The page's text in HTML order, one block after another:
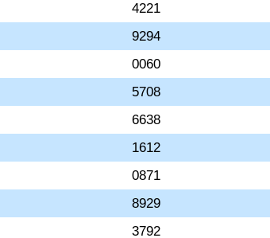
4221
9294
0060
5708
6638
1612
0871
8929
3792